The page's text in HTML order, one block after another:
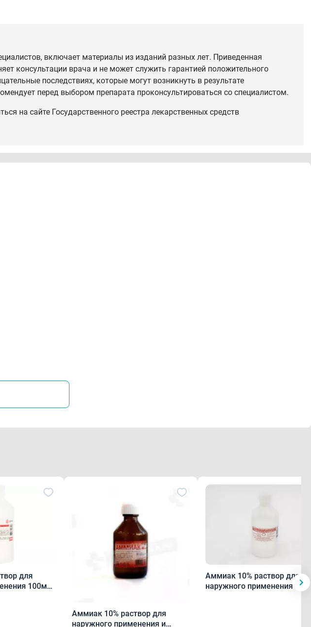
включает материалы из изданий разных лет. Приведенная
консультации врача и не может служить гарантией положительного
последствиях, которые могут возникнуть в результате
перед выбором препарата проконсультироваться со специалистом.
на сайте Государственного реестра лекарственных средств
для
100мл
Аммиак 10% раствор для
наружного применения и
Аммиак 10% раствор для
наружного применения